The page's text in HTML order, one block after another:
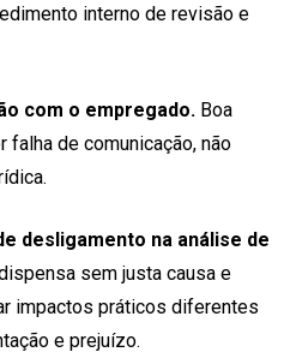
interno de revisão e
com o empregado. Boa
de comunicação, não
desligamento na análise de
sem justa causa e
impactos práticos diferentes
e prejuízo.